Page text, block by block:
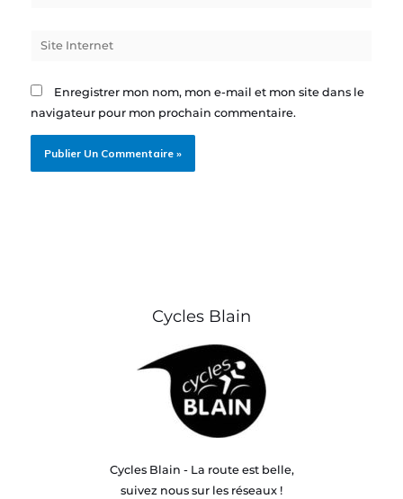
Site
Enregistrer mon nom, mon e-mail et mon site dans le
navigateur pour mon prochain commentaire.
Cycles Blain
Cycles Blain - La route est belle,
suivez nous sur les réseaux !